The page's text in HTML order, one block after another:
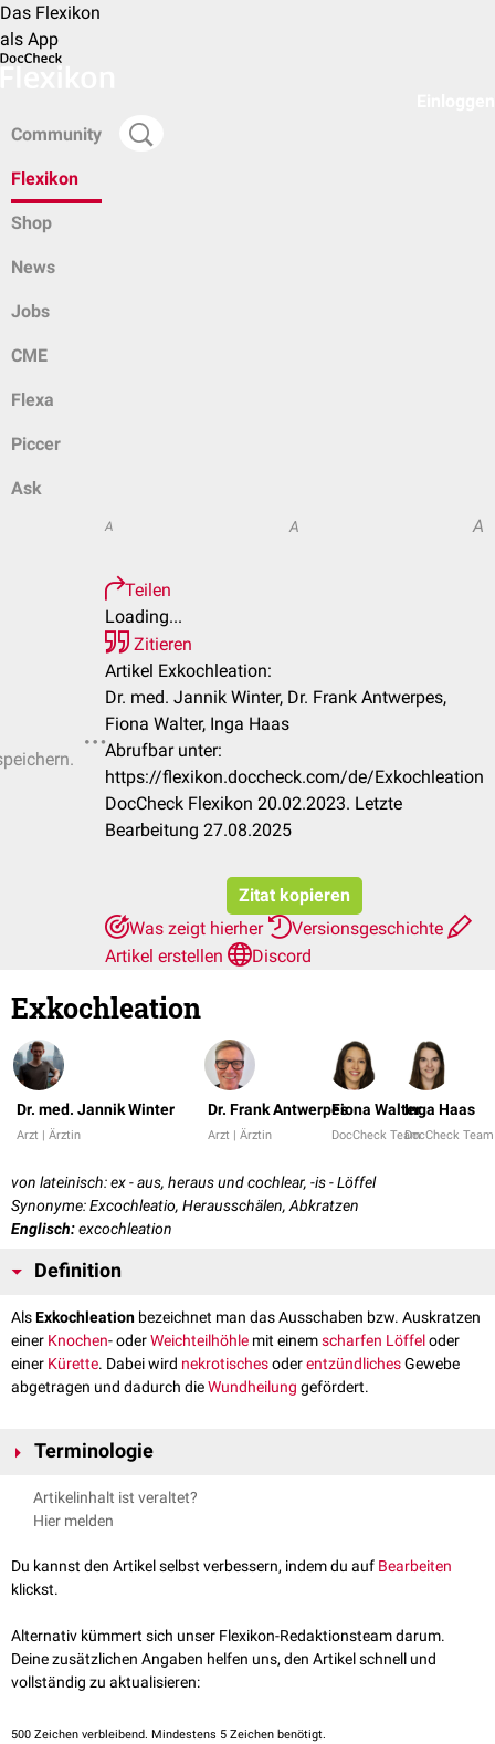
Das Flexikon
als App
Community
Flexikon
Shop
News
Jobs
CME
Flexa
Piccer
Ask
A A A
Teilen
Loading...
Zitieren
Artikel Exkochleation:
Dr. med. Jannik Winter, Dr. Frank Antwerpes,
Fiona Walter, Inga Haas
Abrufbar unter:
https://flexikon.doccheck.com/de/Exkochleation
DocCheck Flexikon 20.02.2023. Letzte
Bearbeitung 27.08.2025
Zitat kopieren
Was zeigt hierher
Versionsgeschichte
Artikel erstellen
Discord
Exkochleation
Dr. med. Jannik Winter
Arzt | Ärztin
Dr. Frank Antwerpes
Arzt | Ärztin
Fiona Walter
DocCheck Team
Inga Haas
DocCheck Team
von lateinisch: ex - aus, heraus und cochlear, -is - Löffel
Synonyme: Excochleatio, Herausschälen, Abkratzen
Englisch:excochleation
Definition
AlsExkochleation bezeichnet man das Ausschaben bzw. Auskratzen
einer Knochen- oderWeichteilhöhle mit einemscharfen Löffeloder
einer Kürette. Dabei wird nekrotischesoderentzündlichesGewebe
abgetragen und dadurch dieWundheilung gefördert.
Terminologie
Der Begriff findet sich überwiegend in älterer
heutzutage (2023) nur selten verwendet.
Artikelinhalt ist veraltet?
Hier melden
Du kannst den Artikel selbst verbessern, indem du auf Bearbeiten
klickst.
Alternativ kümmert sich unser Flexikon-Redaktionsteam darum.
Deine zusätzlichen Angaben helfen uns, den Artikel schnell und
vollständig zu aktualisieren:
500 Zeichen verbleibend. Mindestens 5 Zeichen benötigt.